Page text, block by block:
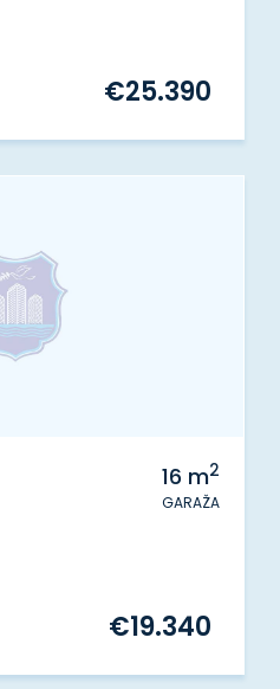
€25.390
16 m2
GARAŽA
€19.340